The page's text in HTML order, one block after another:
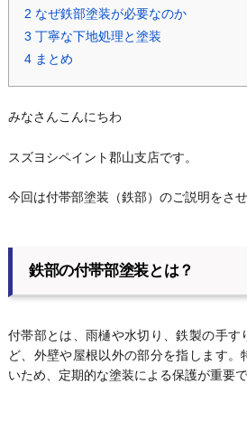
2 なぜ鉄部塗装が必要なのか
3 丁寧な下地処理と塗装
4まとめ
みなさんこんにちわ
スズヨシペイント郡山支店です。
今回は付帯部塗装（鉄部）のご説明をさせ
鉄部の付帯部塗装とは？
付帯部とは、雨樋や水切り、鉄製の手す
ど、外壁や屋根以外の部分を指します。
いため、定期的な塗装による保護が重要で